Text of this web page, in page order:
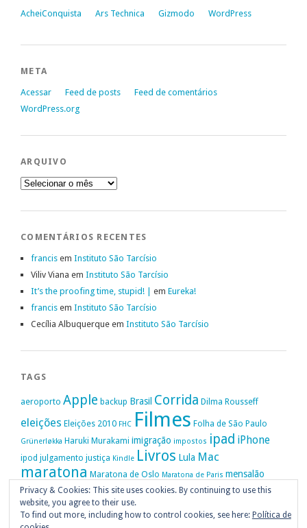
AcheiConquista Ars Technica Gizmodo WordPress
META
Acessar Feed de posts
Feed de comentários
WordPress.org
ARQUIVO
Arquivo
COMENTÁRIOS RECENTES
francis em Instituto São Tarcísio
Viliv Viana em Instituto São Tarcísio
It’s the proofing time, stupid! | em Eureka!
francis em Instituto São Tarcísio
Cecília Albuquerque em Instituto São Tarcísio
TAGS
aeroporto Apple backup Brasil Corrida Dilma Rousseff
eleições Eleições 2010 FHC Filmes Folha de São Paulo
Grünerløkka Haruki Murakami imigração impostos ipad iPhone
ipod julgamento justiça Kindle Livros Lula Mac
maratona Maratona de Oslo Maratona de Paris mensalão
movimento passe livre música nike Noruega OAB OiOsloPolítica
Portugal Privacidade protestos PT
Vitória da Conquista
Privacy & Cookies: This site uses cookies. By continuing to use this
website, you agree to their use.
To find out more, including how to control cookies, see here: Política de